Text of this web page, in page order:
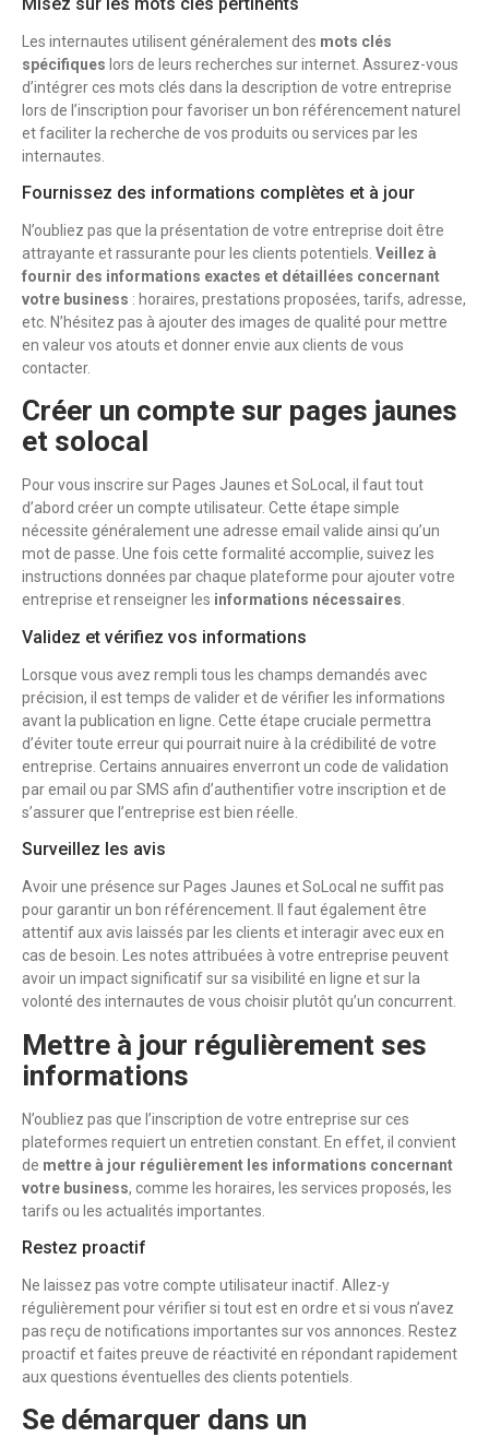
Les internautes utilisent généralement des mots clés
spécifiques lors de leurs recherches sur internet. Assurez-vous
d’intégrer ces mots clés dans la description de votre entreprise
lors de l’inscription pour favoriser un bon référencement naturel
et faciliter la recherche de vos produits ou services par les
internautes.
Fournissez des informations complètes et à jour
N’oubliez pas que la présentation de votre entreprise doit être
attrayante et rassurante pour les clients potentiels. Veillez à
fournir des informations exactes et détaillées concernant
votre business : horaires, prestations proposées, tarifs, adresse,
etc. N’hésitez pas à ajouter des images de qualité pour mettre
en valeur vos atouts et donner envie aux clients de vous
contacter.
Créer un compte sur pages jaunes
et solocal
Pour vous inscrire sur Pages Jaunes et SoLocal, il faut tout
d’abord créer un compte utilisateur. Cette étape simple
nécessite généralement une adresse email valide ainsi qu’un
mot de passe. Une fois cette formalité accomplie, suivez les
instructions données par chaque plateforme pour ajouter votre
entreprise et renseigner les informations nécessaires.
Validez et vérifiez vos informations
Lorsque vous avez rempli tous les champs demandés avec
précision, il est temps de valider et de vérifier les informations
avant la publication en ligne. Cette étape cruciale permettra
d’éviter toute erreur qui pourrait nuire à la crédibilité de votre
entreprise. Certains annuaires enverront un code de validation
par email ou par SMS afin d’authentifier votre inscription et de
s’assurer que l’entreprise est bien réelle.
Surveillez les avis
Avoir une présence sur Pages Jaunes et SoLocal ne suffit pas
pour garantir un bon référencement. Il faut également être
attentif aux avis laissés par les clients et interagir avec eux en
cas de besoin. Les notes attribuées à votre entreprise peuvent
avoir un impact significatif sur sa visibilité en ligne et sur la
volonté des internautes de vous choisir plutôt qu’un concurrent.
Mettre à jour régulièrement ses
informations
N’oubliez pas que l’inscription de votre entreprise sur ces
plateformes requiert un entretien constant. En effet, il convient
de mettre à jour régulièrement les informations concernant
votre business, comme les horaires, les services proposés, les
tarifs ou les actualités importantes.
Restez proactif
Ne laissez pas votre compte utilisateur inactif. Allez-y
régulièrement pour vérifier si tout est en ordre et si vous n’avez
pas reçu de notifications importantes sur vos annonces. Restez
proactif et faites preuve de réactivité en répondant rapidement
aux questions éventuelles des clients potentiels.
Se démarquer dans un